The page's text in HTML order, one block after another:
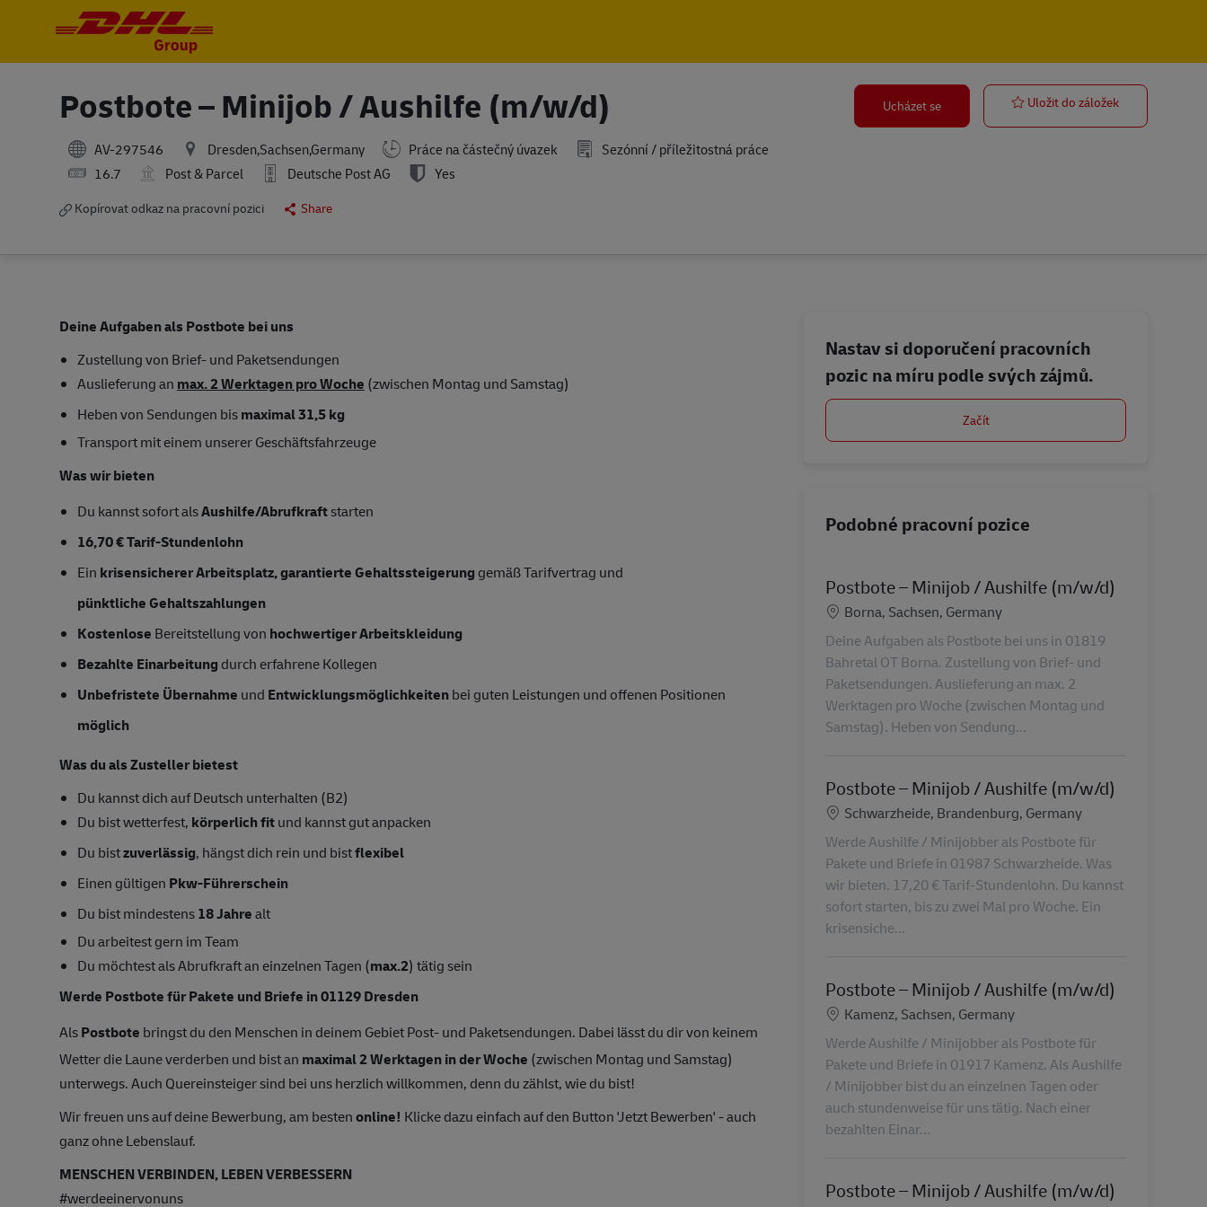
Postbote – Minijob / Aushilfe (m/w/d)
AV-297546 Dresden,Sachsen,Germany Práce na částečný úvazek
Sezónní / příležitostná práce
16.7
Post & Parcel Deutsche Post AG Yes
Kopírovat odkaz na pracovní pozici Share
Ucházet se Uložit do záložekPostbote –
Deine Aufgaben als Postbote bei uns
Zustellung von Brief- und Paketsendungen
Auslieferung an max. 2 Werktagen pro Woche (zwischen Montag und Samstag)
Heben von Sendungen bismaximal 31,5 kg
Transport mit einem unserer Geschäftsfahrzeuge
Was wir bieten
Du kannst sofort alsAushilfe/Abrufkraftstarten
16,70 € Tarif-Stundenlohn
Ein krisensicherer Arbeitsplatz, garantierte Gehaltssteigerung gemäß Tarifvertrag und
pünktliche Gehaltszahlungen
Kostenlose Bereitstellung von hochwertiger Arbeitskleidung
Bezahlte Einarbeitung durch erfahrene Kollegen
Unbefristete Übernahme und Entwicklungsmöglichkeitenbei guten Leistungen und offenen Positionen
möglich
Was du als Zusteller bietest
Du kannst dich auf Deutsch unterhalten (B2)
Du bist wetterfest, körperlich fitund kannst gut anpacken
Du bistzuverlässig, hängst dich rein und bistflexibel
Einen gültigen Pkw-Führerschein
Du bist mindestens18 Jahrealt
Du arbeitest gern im Team
Du möchtest als Abrufkraft an einzelnen Tagen (max.2) tätig sein
Werde Postbote für Pakete und Briefe in 01129 Dresden
AlsPostbote bringst du den Menschen in deinem Gebiet Post- und Paketsendungen. Dabei lässt du dir von keinem
Wetter die Laune verderben und bist an maximal 2 Werktagen in der Woche (zwischen Montag und Samstag)
unterwegs. Auch Quereinsteiger sind bei uns herzlich willkommen, denn du zählst, wie du bist!
Wir freuen uns auf deine Bewerbung, am bestenonline! Klicke dazu einfach auf den Button 'Jetzt Bewerben' - auch
ganz ohne Lebenslauf.
MENSCHEN VERBINDEN, LEBEN VERBESSERN
#werdeeinervonuns
Nastav si doporučení pracovních
pozic na míru podle svých zájmů.
Začít
Podobné pracovní pozice
Postbote – Minijob / Aushilfe (m/w/d)
Location
Borna, Sachsen, Germany
Deine Aufgaben als Postbote bei uns in 01819
Bahretal OT Borna. Zustellung von Brief- und
Paketsendungen. Auslieferung an max. 2
Werktagen pro Woche (zwischen Montag und
Samstag). Heben von Sendung...
Postbote – Minijob / Aushilfe (m/w/d)
Location
Schwarzheide, Brandenburg, Germany
Werde Aushilfe / Minijobber als Postbote für
Pakete und Briefe in 01987 Schwarzheide. Was
wir bieten. 17,20 € Tarif-Stundenlohn. Du kannst
sofort starten, bis zu zwei Mal pro Woche. Ein
krisensiche...
Postbote – Minijob / Aushilfe (m/w/d)
Location
Kamenz, Sachsen, Germany
Werde Aushilfe / Minijobber als Postbote für
Pakete und Briefe in 01917 Kamenz. Als Aushilfe
/ Minijobber bist du an einzelnen Tagen oder
auch stundenweise für uns tätig. Nach einer
bezahlten Einar...
Postbote – Minijob / Aushilfe (m/w/d)